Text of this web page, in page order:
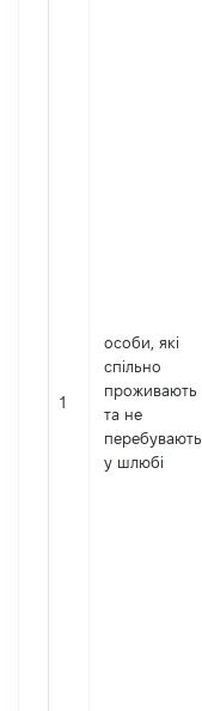
1
особи, які
спільно
проживають
та не
перебувають
у шлюбі